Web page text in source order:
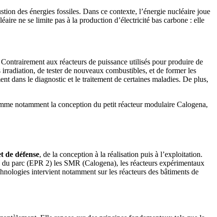
des énergies fossiles. Dans ce contexte, l’énergie nucléaire joue
ne se limite pas à la production d’électricité bas carbone : elle
aux réacteurs de puissance utilisés pour produire de
de tester de nouveaux combustibles, et de former les
dans le diagnostic et le traitement de certaines maladies. De plus,
notamment la conception du petit réacteur modulaire Calogena,
de défense, de la conception à la réalisation puis à l’exploitation.
parc (EPR 2) les SMR (Calogena), les réacteurs expérimentaux
intervient notamment sur les réacteurs des bâtiments de